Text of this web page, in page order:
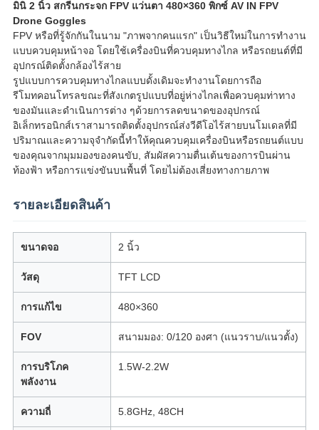
มินิ 2 นิ้ว สกรีนกระจก FPV แว่นตา 480×360 พิกซ์ AV IN FPV
Drone Goggles
FPV หรือที่รู้จักกันในนาม "ภาพจากคนแรก" เป็นวิธีใหม่ในการทํางาน
แบบควบคุมหน้าจอ โดยใช้เครื่องบินที่ควบคุมทางไกล หรือรถยนต์ที่มี
อุปกรณ์ติดตั้งกล้องไร้สาย
รูปแบบการควบคุมทางไกลแบบดั้งเดิมจะทํางานโดยการถือ
รีโมทคอนโทรลขณะที่สังเกตรูปแบบที่อยู่ห่างไกลเพื่อควบคุมท่าทาง
ของมันและดําเนินการต่าง ๆด้วยการลดขนาดของอุปกรณ์
อิเล็กทรอนิกส์เราสามารถติดตั้งอุปกรณ์ส่งวีดีโอไร้สายบนโมเดลที่มี
ปริมาณและความจุจํากัดนี้ทําให้คุณควบคุมเครื่องบินหรือรถยนต์แบบ
ของคุณจากมุมมองของคนขับ, สัมผัสความตื่นเต้นของการบินผ่าน
ท้องฟ้า หรือการแข่งขันบนพื้นที่ โดยไม่ต้องเสี่ยงทางกายภาพ
รายละเอียดสินค้า
ขนาดจอ 2 นิ้ว
วัสดุ TFT LCD
การแก้ไข 480×360
FOV สนามมอง: 0/120 องศา (แนวราบ/แนวตั้ง)
การบริโภค
พลังงาน
1.5W-2.2W
ความถี่ 5.8GHz, 48CH